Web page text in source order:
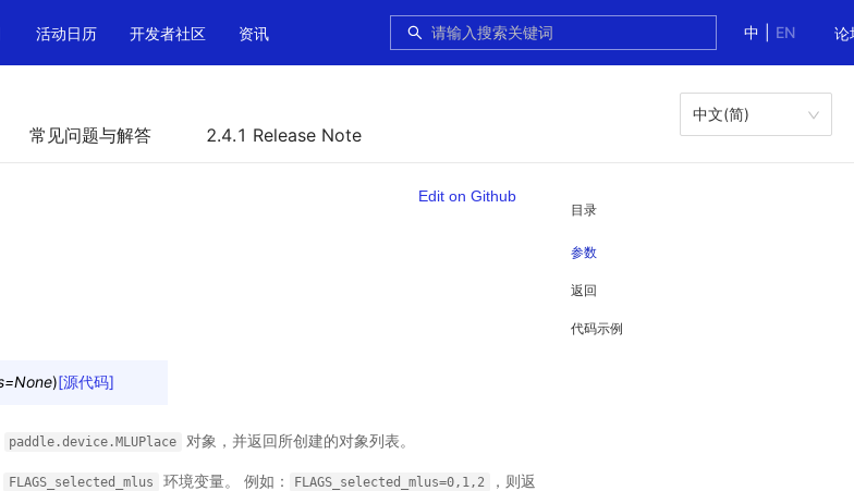
中
EN 论
活动日历 开发者社区 资讯
常见问题与解答 2.4.1 Release Note
中文(简)
目录
参数
返回
代码示例
Edit on Github
=None)[源代码]
paddle.device.MLUPlace 对象，并返回所创建的对象列表。
FLAGS_selected_mlus 环境变量。 例如： FLAGS_selected_mlus=0,1,2
，则返